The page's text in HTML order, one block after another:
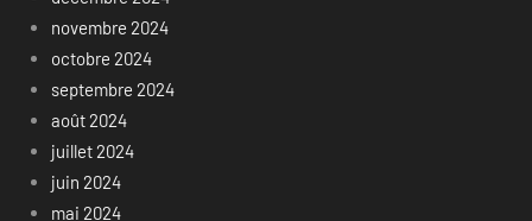
novembre 2024
octobre 2024
septembre 2024
août 2024
juillet 2024
juin 2024
mai 2024